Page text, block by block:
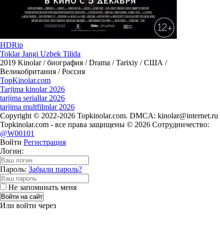
HDRip
Toklar Jangi Uzbek Tilida
2019 Kinolar / биография / Drama / Tarixiy / США /
Великобритания / Россия
TopKinolar.com
Tarjima kinolar 2026
tarjima seriallar 2026
tarjima multfilmlar 2026
Copyright © 2022-2026 Topkinolar.com. DMCA: kinolar@internet.ru
Topkinolar.com - все права защищены © 2026 Сотрудничество:
@W00101
Войти Регистрация
Логин:
Пароль: Забыли пароль?
Не запоминать меня
Войти на сайт
Или войти через